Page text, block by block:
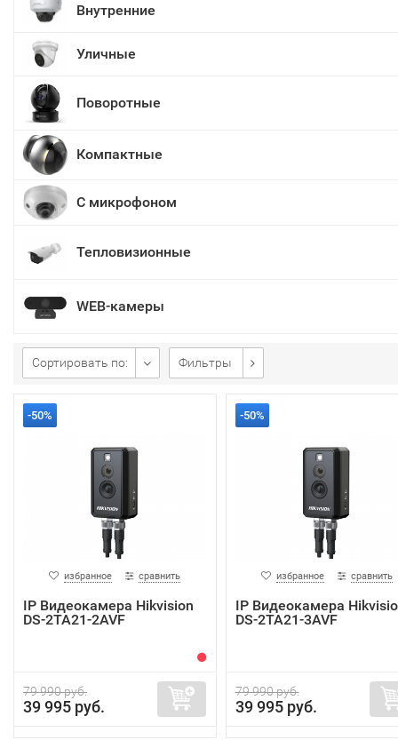
Внутренние
Уличные
Поворотные
Компактные
С микрофоном
Тепловизионные
WEB-камеры
Сортировать по: Фильтры
-50%
избранное сравнить
IP Видеокамера Hikvision
DS-2TA21-2AVF
79 990 руб.
39 995 руб.
-50%
избранное сравнить
IP Видеокамера
DS-2TA21-3AVF
79 990 руб.
39 995 руб.